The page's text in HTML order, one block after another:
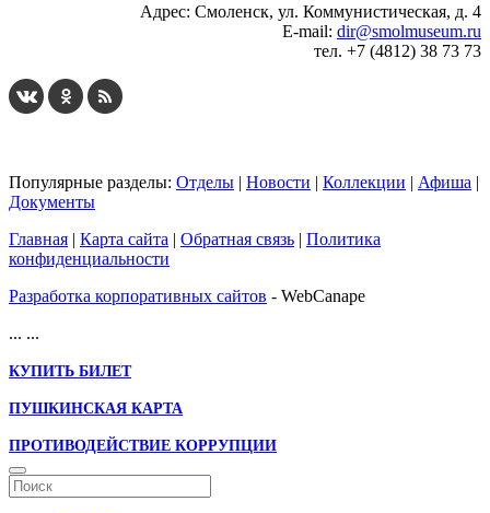
Адрес: Смоленск, ул. Коммунистическая, д. 4
E-mail: dir@smolmuseum.ru
тел. +7 (4812) 38 73 73
Популярные разделы: Отделы | Новости | Коллекции | Афиша |
Документы
Главная | Карта сайта | Обратная связь | Политика
конфиденциальности
Разработка корпоративных сайтов - WebCanape
... ...
КУПИТЬ БИЛЕТ
ПУШКИНСКАЯ КАРТА
ПРОТИВОДЕЙСТВИЕ КОРРУПЦИИ